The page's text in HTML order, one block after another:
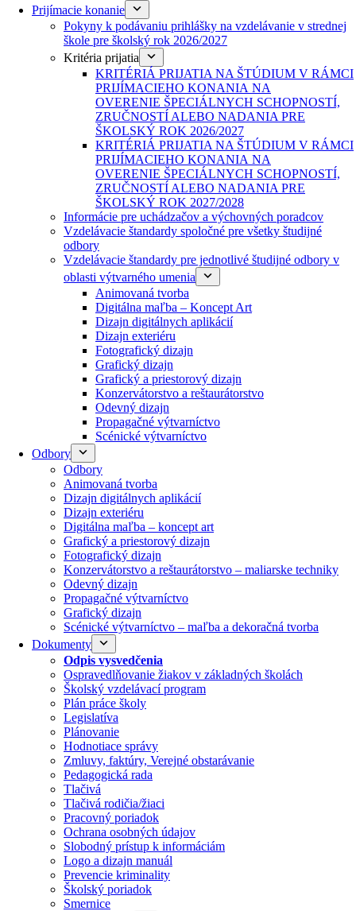
Prijímacie konanie
Pokyny k podávaniu prihlášky na vzdelávanie v strednej
škole pre školský rok 2026/2027
Kritéria prijatia
KRITÉRIÁ PRIJATIA NA ŠTÚDIUM V RÁMCI
PRIJÍMACIEHO KONANIA NA
OVERENIE ŠPECIÁLNYCH SCHOPNOSTÍ,
ZRUČNOSTÍ ALEBO NADANIA PRE
ŠKOLSKÝ ROK 2026/2027
KRITÉRIÁ PRIJATIA NA ŠTÚDIUM V RÁMCI
PRIJÍMACIEHO KONANIA NA
OVERENIE ŠPECIÁLNYCH SCHOPNOSTÍ,
ZRUČNOSTÍ ALEBO NADANIA PRE
ŠKOLSKÝ ROK 2027/2028
Informácie pre uchádzačov a výchovných poradcov
Vzdelávacie štandardy spoločné pre všetky študijné
odbory
Vzdelávacie štandardy pre jednotlivé študijné odbory v
oblasti výtvarného umenia
Animovaná tvorba
Digitálna maľba – Koncept Art
Dizajn digitálnych aplikácií
Dizajn exteriéru
Fotografický dizajn
Grafický dizajn
Grafický a priestorový dizajn
Konzervátorstvo a reštaurátorstvo
Odevný dizajn
Propagačné výtvarníctvo
Scénické výtvarníctvo
Odbory
Odbory
Animovaná tvorba
Dizajn digitálnych aplikácií
Dizajn exteriéru
Digitálna maľba – koncept art
Grafický a priestorový dizajn
Fotografický dizajn
Konzervátorstvo a reštaurátorstvo – maliarske techniky
Odevný dizajn
Propagačné výtvarníctvo
Grafický dizajn
Scénické výtvarníctvo – maľba a dekoračná tvorba
Dokumenty
Odpis vysvedčenia
Ospravedlňovanie žiakov v základných školách
Školský vzdelávací program
Plán práce školy
Legislatíva
Plánovanie
Hodnotiace správy
Zmluvy, faktúry, Verejné obstarávanie
Pedagogická rada
Tlačivá
Tlačivá rodičia/žiaci
Pracovný poriadok
Ochrana osobných údajov
Slobodný prístup k informáciám
Logo a dizajn manuál
Prevencie kriminality
Školský poriadok
Smernice